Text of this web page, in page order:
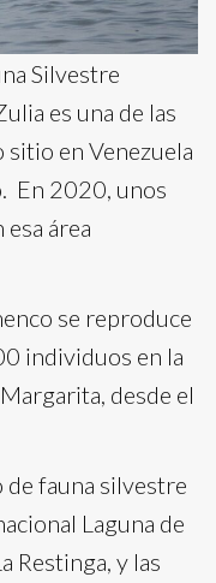
Silvestre
es una de las
sitio en Venezuela
En 2020, unos
área
se reproduce
individuos en la
desde el
de fauna silvestre
Laguna de
Restinga, y las